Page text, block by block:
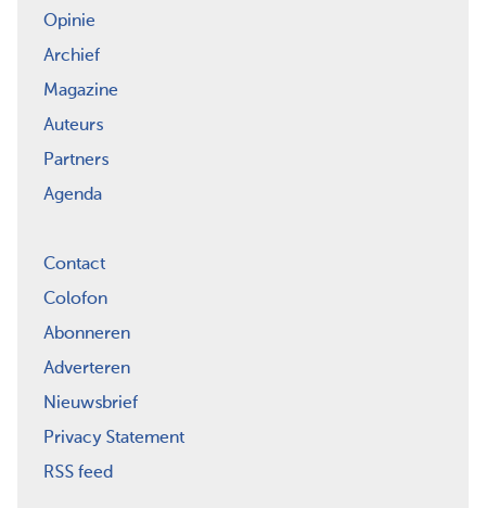
Opinie
Archief
Magazine
Auteurs
Partners
Agenda
Contact
Colofon
Abonneren
Adverteren
Nieuwsbrief
Privacy Statement
RSS feed